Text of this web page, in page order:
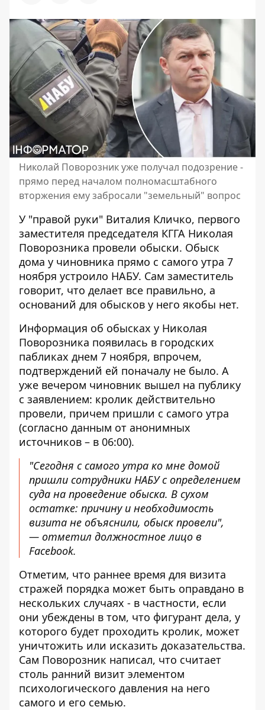
Николай Поворозник уже получал подозрение -
прямо перед началом полномасштабного
вторжения ему забросали "земельный" вопрос
У "правой руки" Виталия Кличко, первого
заместителя председателя КГГА Николая
Поворозника провели обыски. Обыск
дома у чиновника прямо с самого утра 7
ноября устроило НАБУ. Сам заместитель
говорит, что делает все правильно, а
оснований для обысков у него якобы нет.
Информация об обысках у Николая
Поворозника появилась в городских
пабликах днем ​​7 ноября, впрочем,
подтверждений ей поначалу не было. А
уже вечером чиновник вышел на публику
с заявлением: кролик действительно
провели, причем пришли с самого утра
(согласно данным от анонимных
источников – в 06:00).
"Сегодня с самого утра ко мне домой
пришли сотрудники НАБУ с определением
суда на проведение обыска. В сухом
остатке: причину и необходимость
визита не объяснили, обыск провели",
— отметил должностное лицо в
Facebook.
Отметим, что раннее время для визита
стражей порядка может быть оправдано в
нескольких случаях - в частности, если
они убеждены в том, что фигурант дела, у
которого будет проходить кролик, может
уничтожить или исказить доказательства.
Сам Поворозник написал, что считает
столь ранний визит элементом
психологического давления на него
самого и его семью.